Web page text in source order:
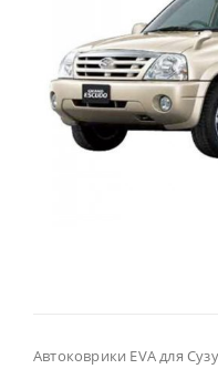
Автоковрики EVA для